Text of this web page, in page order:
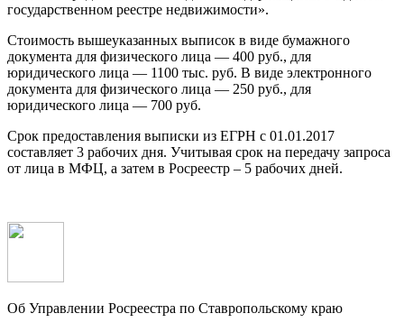
государственном реестре недвижимости».
Стоимость вышеуказанных выписок в виде бумажного
документа для физического лица — 400 руб., для
юридического лица — 1100 тыс. руб. В виде электронного
документа для физического лица — 250 руб., для
юридического лица — 700 руб.
Срок предоставления выписки из ЕГРН с 01.01.2017
составляет 3 рабочих дня. Учитывая срок на передачу запроса
от лица в МФЦ, а затем в Росреестр – 5 рабочих дней.
Об Управлении Росреестра по Ставропольскому краю